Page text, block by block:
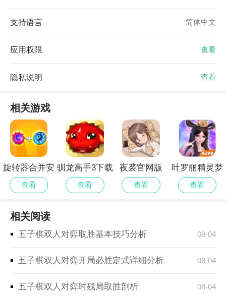
支持语言 简体中文
应用权限 查看
隐私说明 查看
相关游戏
旋转器合并安
卓官方版
查看
驯龙高手3下载
中文版
查看
夜袭官网版
查看
叶罗丽精灵梦
无限内购版
查看
相关阅读
五子棋双人对弈取胜基本技巧分析 08-04
五子棋双人对弈开局必胜定式详细分析 08-04
五子棋双人对弈时残局取胜剖析 08-04